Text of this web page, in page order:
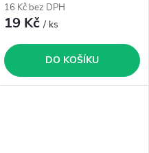
16 Kč bez DPH
19 Kč/ ks
DO KOŠÍKU